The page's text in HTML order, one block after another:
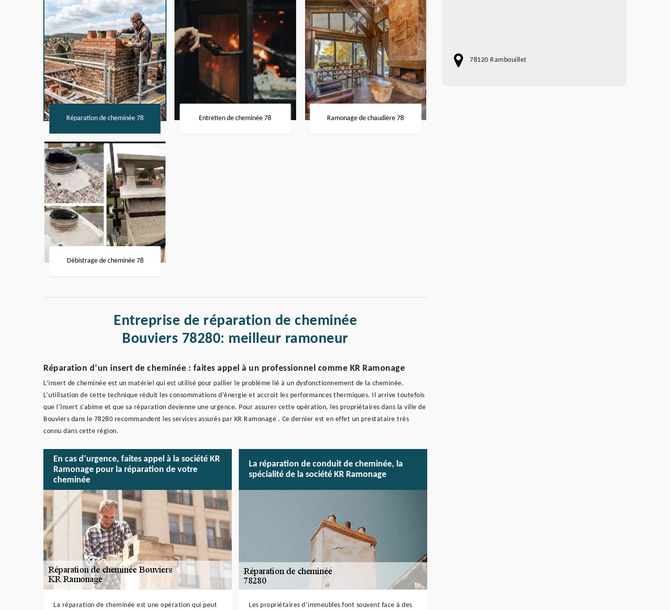
Réparation de cheminée 78 Entretien de cheminée 78 Ramonage de chaudière 78
Débistrage de cheminée 78
Entreprise de réparation de cheminée
Bouviers 78280: meilleur ramoneur
Réparation d’un insert de cheminée : faites appel à un professionnel comme KR Ramonage
L’insert de cheminée est un matériel qui est utilisé pour pallier le problème lié à un dysfonctionnement de la cheminée.
L’utilisation de cette technique réduit les consommations d’énergie et accroit les performances thermiques. Il arrive toutefois
que l’insert s’abime et que sa réparation devienne une urgence. Pour assurer cette opération, les propriétaires dans la ville de
Bouviers dans le 78280 recommandent les services assurés par KR Ramonage . Ce dernier est en effet un prestataire très
connu dans cette région.
En cas d’urgence, faites appel à la société KR
Ramonage pour la réparation de votre
cheminée
La réparation de cheminée est une opération qui peut
La réparation de conduit de cheminée, la
spécialité de la société KR Ramonage
Les propriétaires d’immeubles font souvent face à des
78120 Rambouillet